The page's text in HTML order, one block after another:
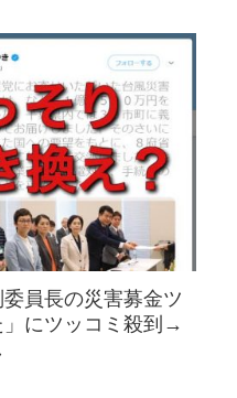
員長の災害募金ツ
」にツッコミ殺到→